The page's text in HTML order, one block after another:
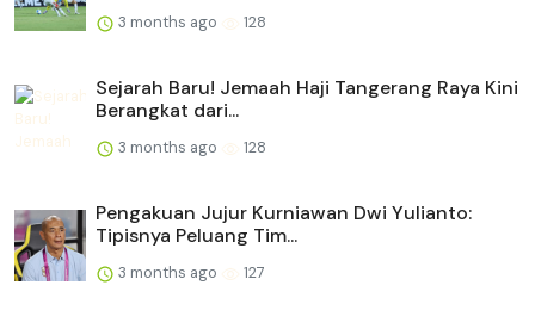
3 months ago 128
Sejarah Baru! Jemaah Haji Tangerang Raya Kini
Berangkat dari...
3 months ago 128
Pengakuan Jujur Kurniawan Dwi Yulianto:
Tipisnya Peluang Tim...
3 months ago 127